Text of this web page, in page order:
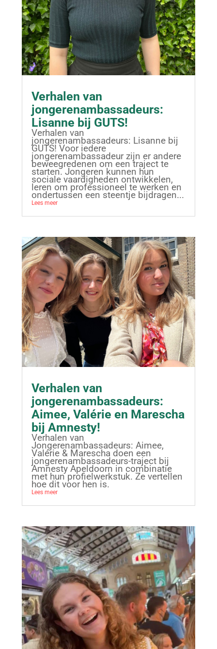
Verhalen van
jongerenambassadeurs:
Lisanne bij GUTS!
Verhalen van
jongerenambassadeurs: Lisanne bij
GUTS! Voor iedere
jongerenambassadeur zijn er andere
beweegredenen om een traject te
starten. Jongeren kunnen hun
sociale vaardigheden ontwikkelen,
leren om professioneel te werken en
ondertussen een steentje bijdragen...
Lees meer
Verhalen van
jongerenambassadeurs:
Aimee, Valérie en Marescha
bij Amnesty!
Verhalen van
Jongerenambassadeurs: Aimee,
Valérie & Marescha doen een
jongerenambassadeurs-traject bij
Amnesty Apeldoorn in combinatie
met hun profielwerkstuk. Ze vertellen
hoe dit voor hen is.
Lees meer